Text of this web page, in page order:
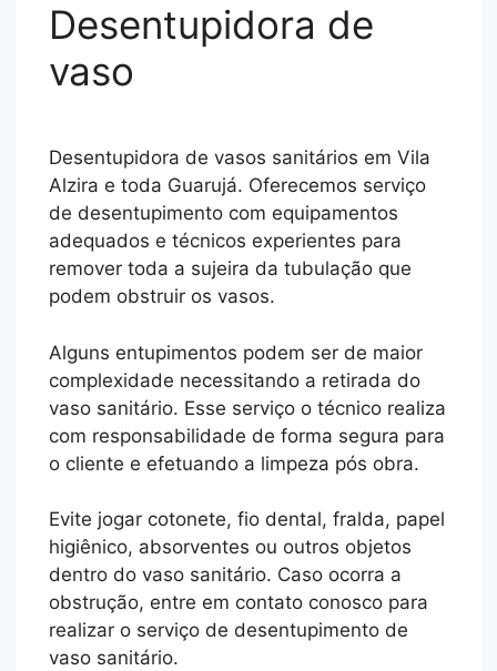
Desentupidora de
vaso
Desentupidora de vasos sanitários em Vila
Alzira e toda Guarujá. Oferecemos serviço
de desentupimento com equipamentos
adequados e técnicos experientes para
remover toda a sujeira da tubulação que
podem obstruir os vasos.
Alguns entupimentos podem ser de maior
complexidade necessitando a retirada do
vaso sanitário. Esse serviço o técnico realiza
com responsabilidade de forma segura para
o cliente e efetuando a limpeza pós obra.
Evite jogar cotonete, fio dental, fralda, papel
higiênico, absorventes ou outros objetos
dentro do vaso sanitário. Caso ocorra a
obstrução, entre em contato conosco para
realizar o serviço de desentupimento de
vaso sanitário.